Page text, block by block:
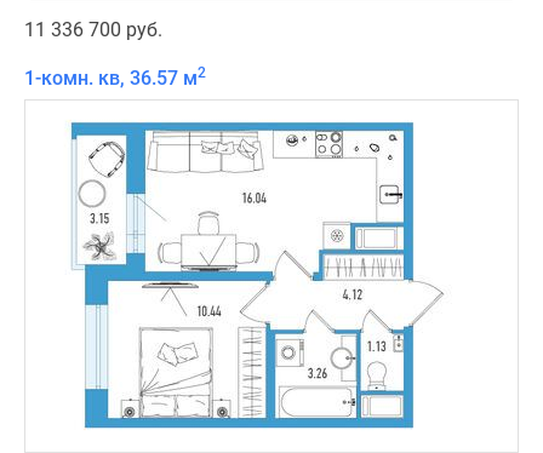
11 336 700 руб.
1-комн. кв, 36.57 м2